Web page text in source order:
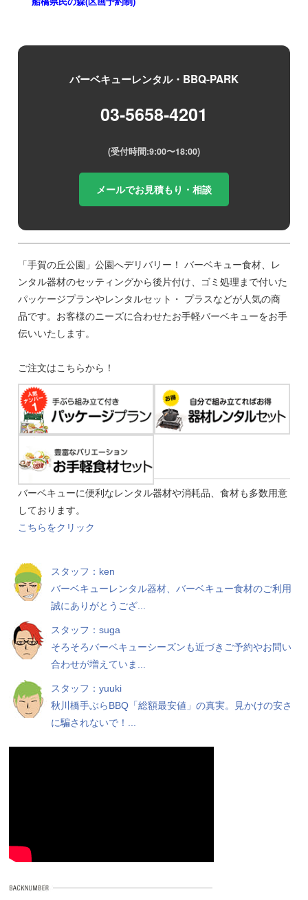
バーベキューレンタル・BBQ-PARK
03-5658-4201
(受付時間:9:00〜18:00)
メールでお見積もり・相談
「手賀の丘公園」公園へデリバリー！ バーベキュー食材、レ
ンタル器材のセッティングから後片付け、ゴミ処理まで付いた
パッケージプランやレンタルセット・ プラスなどが人気の商
品です。お客様のニーズに合わせたお手軽バーベキューをお手
伝いいたします。
ご注文はこちらから！
バーベキューに便利なレンタル器材や消耗品、食材も多数用意
しております。
こちらをクリック
スタッフ：ken
バーベキューレンタル器材、バーベキュー食材のご利用
誠にありがとうござ...
スタッフ：suga
そろそろバーベキューシーズンも近づきご予約やお問い
合わせが増えていま...
スタッフ：yuuki
秋川橋手ぶらBBQ「総額最安値」の真実。見かけの安さ
に騙されないで！...